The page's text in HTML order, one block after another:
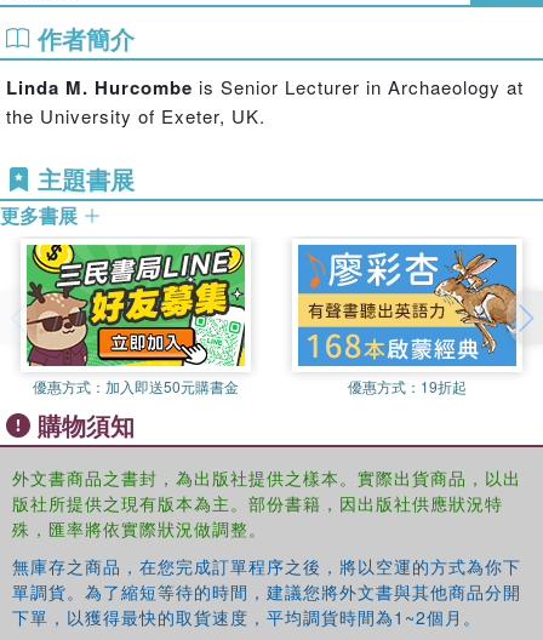
No other book covers such a broad range of organic
materials from a social and object biography perspective,
or concentrates so fully on approaches to the missing
components of prehistoric material culture. This book will
be an essential addition for those people wishing to
understand better the nature and importance of organic
materials as the ’missing majority’ of prehistoric material
culture.
作者簡介
Linda M. Hurcombe is Senior Lecturer in Archaeology at
the University of Exeter, UK.
主題書展
更多書展
優惠方式： 加入即送50元購書金 優惠方式： 19折起
購物須知
外文書商品之書封，為出版社提供之樣本。實際出貨商品，以出
版社所提供之現有版本為主。部份書籍，因出版社供應狀況特
殊，匯率將依實際狀況做調整。
無庫存之商品，在您完成訂單程序之後，將以空運的方式為你下
單調貨。為了縮短等待的時間，建議您將外文書與其他商品分開
下單，以獲得最快的取貨速度，平均調貨時間為1~2個月。